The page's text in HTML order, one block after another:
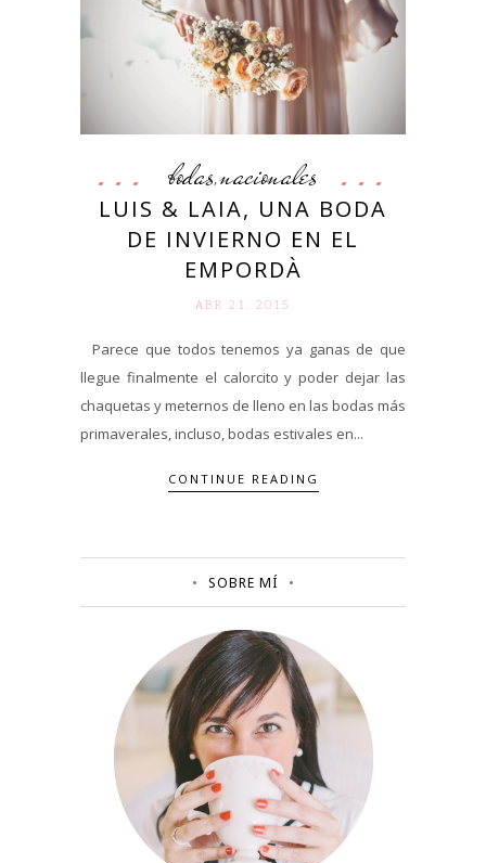
bodas,nacionales
LUIS & LAIA, UNA BODA
DE INVIERNO EN EL
EMPORDÀ
ABR 21. 2015
Parece que todos tenemos ya ganas de que
llegue finalmente el calorcito y poder dejar las
chaquetas y meternos de lleno en las bodas más
primaverales, incluso, bodas estivales en...
CONTINUE READING
SOBRE MÍ